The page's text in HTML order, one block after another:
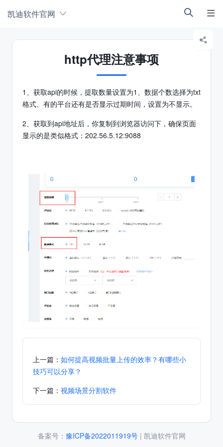
凯迪软件官网  
http代理注意事项
1、获取api的时候，提取数量设置为1、数据个数选择为txt
格式、有的平台还有是否显示过期时间，设置为不显示。
2、获取到api地址后，你复制到浏览器访问下，确保页面
显示的是类似格式：202.56.5.12:9088
上一篇： 如何提高视频批量上传的效率？有哪些小
技巧可以分享？
下一篇： 视频场景分割软件

备案号： 豫ICP备2022011919号| 凯迪软件官网